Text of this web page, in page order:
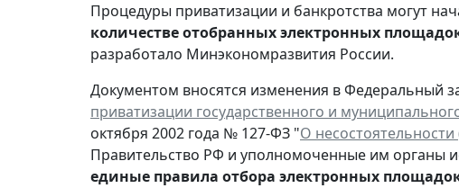
Процедуры приватизации и банкротства могут
количестве отобранных электронных
разработало Минэкономразвития России.
Документом вносятся изменения в Федеральный
приватизации государственного и
октября 2002 года № 127-ФЗ "О несостоятельности
Правительство РФ и уполномоченные им органы
единые правила отбора электронных